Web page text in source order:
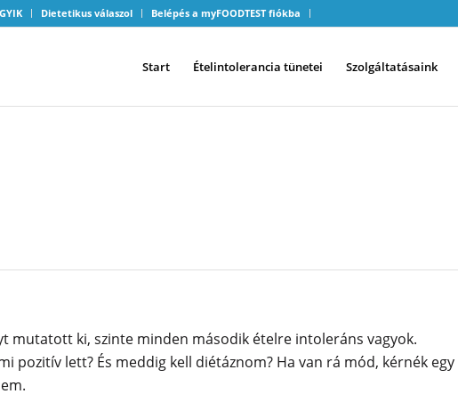
GYIK Dietetikus válaszol Belépés a myFOODTEST fiókba
Start Ételintolerancia tünetei Szolgáltatásaink
mutatott ki, szinte minden második ételre intoleráns vagyok.
pozitív lett? És meddig kell diétáznom? Ha van rá mód, kérnék egy